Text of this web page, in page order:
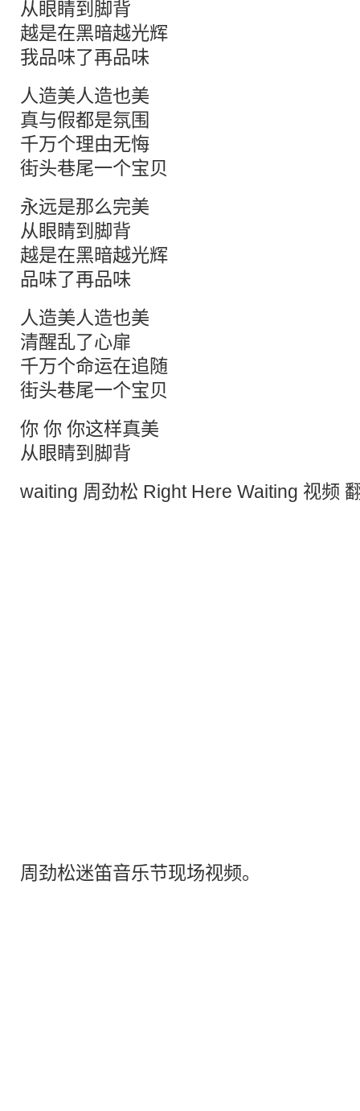
从眼睛到脚背
越是在黑暗越光辉
我品味了再品味
人造美人造也美
真与假都是氛围
千万个理由无悔
街头巷尾一个宝贝
永远是那么完美
从眼睛到脚背
越是在黑暗越光辉
品味了再品味
人造美人造也美
清醒乱了心扉
千万个命运在追随
街头巷尾一个宝贝
你 你 你这样真美
从眼睛到脚背
waiting 周劲松 Right Here Waiting 视频
周劲松迷笛音乐节现场视频。